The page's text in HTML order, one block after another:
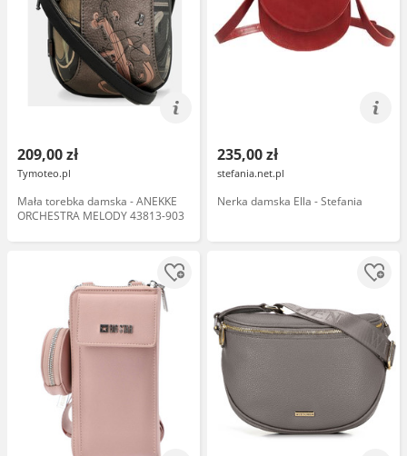
209,00 zł
Tymoteo.pl
Mała torebka damska - ANEKKE
ORCHESTRA MELODY 43813-903
235,00 zł
stefania.net.pl
Nerka damska Ella - Stefania